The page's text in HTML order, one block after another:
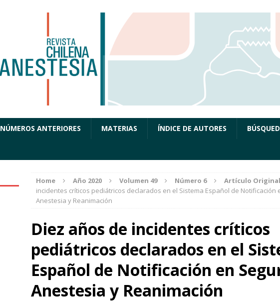
NÚMEROS ANTERIORES MATERIAS ÍNDICE DE AUTORES
Home Año 2020 Volumen 49 Número 6 Artículo Original
incidentes críticos pediátricos declarados en el Sistema Español de Notificación
Anestesia y Reanimación
Diez años de incidentes críticos
pediátricos declarados en el
Español de Notificación en
Anestesia y Reanimación